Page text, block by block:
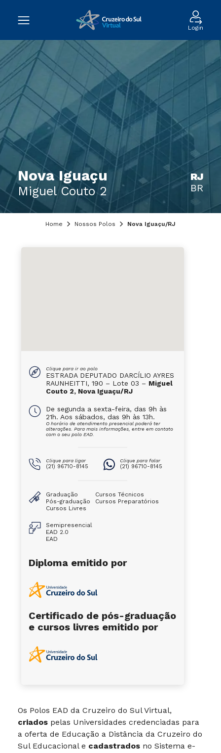
Login
Nova Iguaçu
Miguel Couto 2
RJ
BR
Home Nossos Polos Nova Iguaçu/RJ
Os Polos EAD da Cruzeiro do Sul Virtual,
criados pelas Universidades credenciadas para
a oferta de Educação a Distância da Cruzeiro do
Sul Educacional e cadastrados no Sistema e-
Clique para ir ao polo
ESTRADA DEPUTADO DARCÍLIO AYRES
RAUNHEITTI, 190 – Lote 03 – Miguel
Couto 2, Nova Iguaçu/RJ
De segunda a sexta-feira, das 9h às
21h. Aos sábados, das 9h às 13h.
O horário de atendimento presencial poderá ter
alterações. Para mais informações, entre em contato
com o seu polo EAD.
Clique para ligar
(21) 96710-8145
Clique para falar
(21) 96710-8145
Graduação
Pós-graduação
Cursos Livres
Cursos Técnicos
Cursos Preparatórios
Semipresencial
EAD 2.0
EAD
Diploma emitido por
Certificado de pós-graduação
e cursos livres emitido por